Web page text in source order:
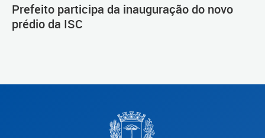
Prefeito participa da inauguração do novo
prédio da ISC